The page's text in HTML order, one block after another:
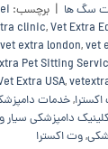
سگ ها | برچسب:
clinic,Vet Extra
vet extra london,vet
Pet Sitting
Extra USA,
,خدمات
دامپزشکی سیار
,وت اکسترا